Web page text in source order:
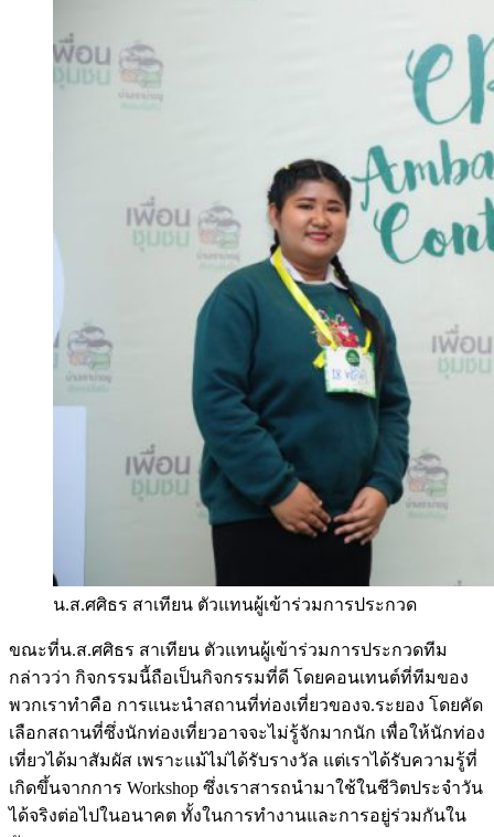
น.ส.ศศิธร สาเทียน ตัวแทนผู้เข้าร่วมการประกวด
ขณะที่น.ส.ศศิธร สาเทียน ตัวแทนผู้เข้าร่วมการประกวดทีม
กล่าวว่า กิจกรรมนี้ถือเป็นกิจกรรมที่ดี โดยคอนเทนต์ที่ทีมของ
พวกเราทำคือ การแนะนำสถานที่ท่องเที่ยวของจ.ระยอง โดยคัด
เลือกสถานที่ซึ่งนักท่องเที่ยวอาจจะไม่รู้จักมากนัก เพื่อให้นักท่อง
เที่ยวได้มาสัมผัส เพราะแม้ไม่ได้รับรางวัล แต่เราได้รับความรู้ที่
เกิดขึ้นจากการ Workshop ซึ่งเราสารถนำมาใช้ในชีวิตประจำวัน
ได้จริงต่อไปในอนาคต ทั้งในการทำงานและการอยู่ร่วมกันใน